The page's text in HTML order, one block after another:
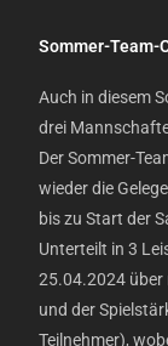
Sommer-Team-
Auch in diesem
drei
Der Sommer-
wieder die
bis zu Start der
Unterteilt in 3
25.04.2024
und der
Teilnehmer),